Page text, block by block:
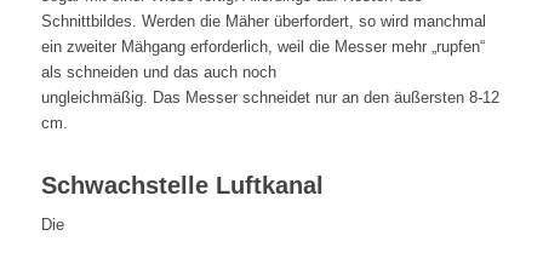
Schnittbildes. Werden die Mäher überfordert, so wird manchmal
ein zweiter Mähgang erforderlich, weil die Messer mehr „rupfen“
als schneiden und das auch noch
ungleichmäßig. Das Messer schneidet nur an den äußersten 8-12
cm.
Schwachstelle Luftkanal
Die